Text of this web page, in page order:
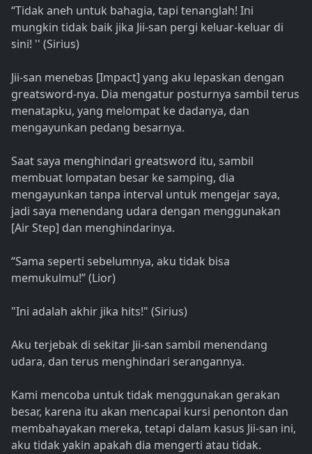
“Tidak aneh untuk bahagia, tapi tenanglah! Ini
mungkin tidak baik jika Jii-san pergi keluar-keluar di
sini! '' (Sirius)
Jii-san menebas [Impact] yang aku lepaskan dengan
greatsword-nya. Dia mengatur posturnya sambil terus
menatapku, yang melompat ke dadanya, dan
mengayunkan pedang besarnya.
Saat saya menghindari greatsword itu, sambil
membuat lompatan besar ke samping, dia
mengayunkan tanpa interval untuk mengejar saya,
jadi saya menendang udara dengan menggunakan
[Air Step] dan menghindarinya.
“Sama seperti sebelumnya, aku tidak bisa
memukulmu!” (Lior)
"Ini adalah akhir jika hits!" (Sirius)
Aku terjebak di sekitar Jii-san sambil menendang
udara, dan terus menghindari serangannya.
Kami mencoba untuk tidak menggunakan gerakan
besar, karena itu akan mencapai kursi penonton dan
membahayakan mereka, tetapi dalam kasus Jii-san ini,
aku tidak yakin apakah dia mengerti atau tidak.